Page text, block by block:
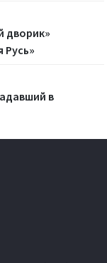
дворик»
Русь»
в